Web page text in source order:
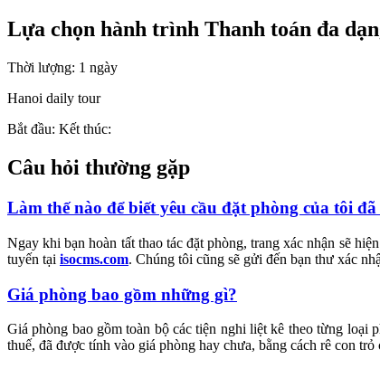
Lựa chọn hành trình Thanh toán đa
Thời lượng: 1 ngày
Hanoi daily tour
Bắt đầu: Kết thúc:
Câu hỏi thường gặp
Làm thế nào để biết yêu cầu đặt phòng của tôi
Ngay khi bạn hoàn tất thao tác đặt phòng, trang xác nhận sẽ
tuyến tại isocms.com. Chúng tôi cũng sẽ gửi đến bạn thư xác
Giá phòng bao gồm những gì?
Giá phòng bao gồm toàn bộ các tiện nghi liệt kê theo từng loại
thuế, đã được tính vào giá phòng hay chưa, bằng cách rê con